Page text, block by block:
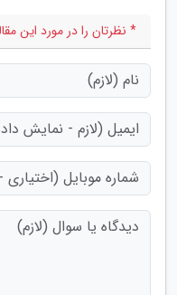
* نظرتان را در مورد این